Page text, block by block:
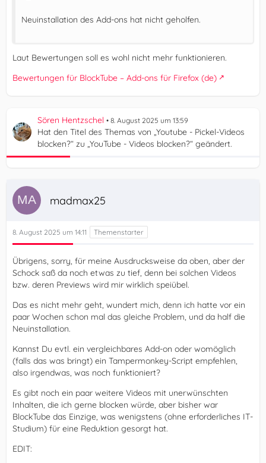
Neuinstallation des Add-ons hat nicht geholfen.
Laut Bewertungen soll es wohl nicht mehr funktionieren.
Bewertungen für BlockTube – Add-ons für Firefox (de)
Sören Hentzschel 8. August 2025 um 13:59
Hat den Titel des Themas von „Youtube - Pickel-Videos
blocken?“ zu „YouTube - Videos blocken?“ geändert.
madmax25
8. August 2025 um 14:11
Übrigens, sorry, für meine Ausdrucksweise da oben, aber der
Schock saß da noch etwas zu tief, denn bei solchen Videos
bzw. deren Previews wird mir wirklich speiübel.
Das es nicht mehr geht, wundert mich, denn ich hatte vor ein
paar Wochen schon mal das gleiche Problem, und da half die
Neuinstallation.
Kannst Du evtl. ein vergleichbares Add-on oder womöglich
(falls das was bringt) ein Tampermonkey-Script empfehlen,
also irgendwas, was noch funktioniert?
Es gibt noch ein paar weitere Videos mit unerwünschten
Inhalten, die ich gerne blocken würde, aber bisher war
BlockTube das Einzige, was wenigstens (ohne erforderliches IT-
Studium) für eine Reduktion gesorgt hat.
EDIT: